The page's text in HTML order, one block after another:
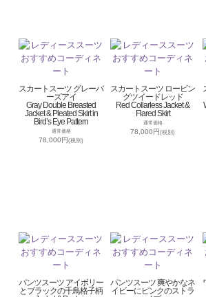
スカートスーツ グレーバ
ーズアイ
Gray Double Breasted
Jacket & Pleated Skirt in
Bird’s Eye Pattern
通常価格
78,000円(税別)
スカートスーツ ロービン
グツイードレッド
Red Collarless Jacket &
Flared Skirt
通常価格
78,000円(税別)
パンツスーツ アイボリー
とブラックの千鳥格子柄
パンツスーツ 爽やかなネ
イビーにピンクのストラ